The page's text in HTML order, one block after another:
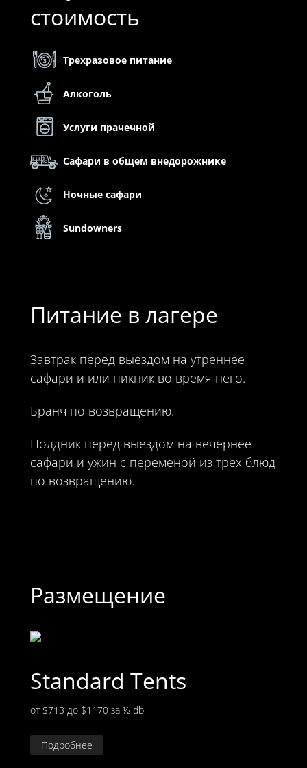
стоимость
Трехразовое питание
Алкоголь
Услуги прачечной
Сафари в общем внедорожнике
Ночные сафари
Sundowners
Питание в лагере
Завтрак перед выездом на утреннее
сафари и или пикник во время него.
Бранч по возвращению.
Полдник перед выездом на вечернее
сафари и ужин с переменой из трех блюд
по возвращению.
Размещение
Standard Tents
от $713 до $1170 за ½ dbl
Подробнее